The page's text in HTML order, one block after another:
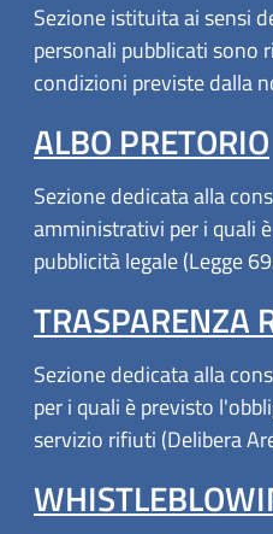
Sezione istituita ai sensi
personali pubblicati sono
condizioni previste dalla
ALBO PRETORIO
Sezione dedicata alla
amministrativi per i quali
pubblicità legale (Legge
TRASPARENZA
Sezione dedicata alla
per i quali è previsto
servizio rifiuti (Delibera